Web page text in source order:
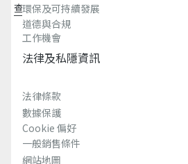
代風格，可配搭牛仔褲或百慕達短褲，塑
全幅同色系絎縫 Cannage 藤格紋圖案
Christian Dior Couture 刺繡
Dior 鐫刻金屬按釦
前胸貼袋
100% 聚酯纖維
意大利製造
查看更多
環保及可持續發展​
道德與合規
工作機會
法律及私隱資訊​
法律條款
數據保護
Cookie 偏好
一般銷售條件
網站地圖